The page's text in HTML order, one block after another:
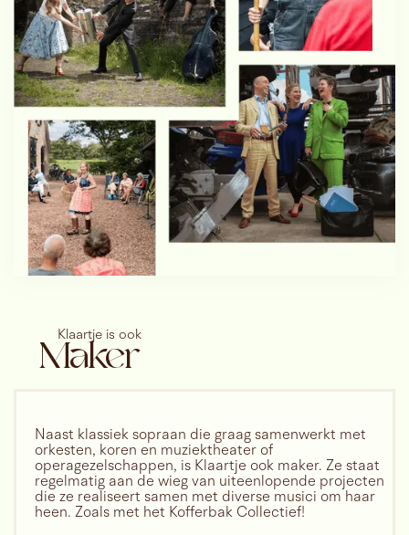
SLOT ZUYLEN
Een groep jagers trekt zich in deze
komisch-groteske
muziektheatervoorstelling in een landhuis
diep in het bos terug voor groepstherapie.
Ze moeten afscheid nemen van hun
geliefde jachtritueel – en daarmee ook van
een deel van zichzelf omdat de huidige
maatschappij hun tradities als inhumaan
en elitair afschildert.
Kofferbak Collectief: met Klaartje van
Veldhoven, sopraan, Mattijs van de Woerd,
bariton, Roman Brasser, tenor, Renee
Bekkers, accordeon, Charles Watt, cello
Regie: Jasper van Hofwegen Libretto: Bart
Sietsema Kostuums: Mirjam Pater
meer info
ZONDAG
16
AUGUSTUS
JS BACH
VEGETARISCHE
JACHTCANTATE
Klaartje is ook
Maker
Naast klassiek sopraan die graag samenwerkt met
orkesten, koren en muziektheater of
operagezelschappen, is Klaartje ook maker. Ze staat
regelmatig aan de wieg van uiteenlopende projecten
die ze realiseert samen met diverse musici om haar
heen. Zoals met het Kofferbak Collectief!